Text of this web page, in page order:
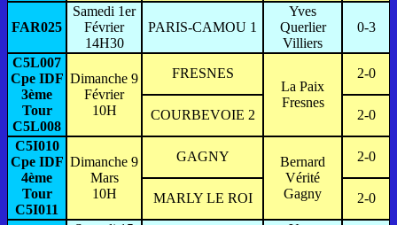
FAR025
Samedi 1er
Février
14H30
PARIS-CAMOU 1
Yves
Querlier
Villiers
0-3
C5L007
Cpe IDF
3ème
Tour
C5L008
Dimanche 9
Février
10H
FRESNES
La Paix
Fresnes
2-0
COURBEVOIE 2 2-0
C5I010
Cpe IDF
4ème
Tour
C5I011
Dimanche 9
Mars
10H
GAGNY
Bernard
Vérité
Gagny
2-0
MARLY LE ROI 2-0